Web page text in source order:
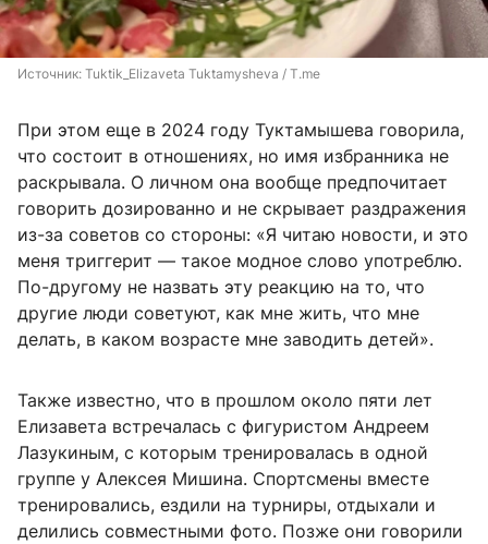
Источник: Tuktik_Elizaveta Tuktamysheva / T.me
При этом еще в 2024 году Туктамышева говорила,
что состоит в отношениях, но имя избранника не
раскрывала. О личном она вообще предпочитает
говорить дозированно и не скрывает раздражения
из-за советов со стороны: «Я читаю новости, и это
меня триггерит — такое модное слово употреблю.
По-другому не назвать эту реакцию на то, что
другие люди советуют, как мне жить, что мне
делать, в каком возрасте мне заводить детей».
Также известно, что в прошлом около пяти лет
Елизавета встречалась с фигуристом Андреем
Лазукиным, с которым тренировалась в одной
группе у Алексея Мишина. Спортсмены вместе
тренировались, ездили на турниры, отдыхали и
делились совместными фото. Позже они говорили